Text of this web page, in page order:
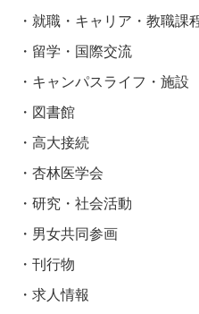
就職・キャリア・教職課
留学・国際交流
キャンパスライフ・施設
図書館
高大接続
杏林医学会
研究・社会活動
男女共同参画
刊行物
求人情報